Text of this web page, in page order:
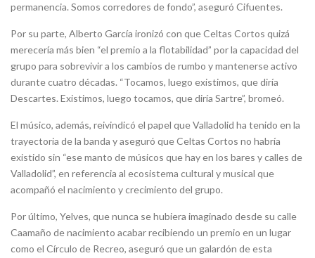
permanencia. Somos corredores de fondo”, aseguró Cifuentes.
Por su parte, Alberto García ironizó con que Celtas Cortos quizá
merecería más bien “el premio a la flotabilidad” por la capacidad del
grupo para sobrevivir a los cambios de rumbo y mantenerse activo
durante cuatro décadas. “Tocamos, luego existimos, que diría
Descartes. Existimos, luego tocamos, que diría Sartre”, bromeó.
El músico, además, reivindicó el papel que Valladolid ha tenido en la
trayectoria de la banda y aseguró que Celtas Cortos no habría
existido sin “ese manto de músicos que hay en los bares y calles de
Valladolid”, en referencia al ecosistema cultural y musical que
acompañó el nacimiento y crecimiento del grupo.
Por último, Yelves, que nunca se hubiera imaginado desde su calle
Caamaño de nacimiento acabar recibiendo un premio en un lugar
como el Círculo de Recreo, aseguró que un galardón de esta